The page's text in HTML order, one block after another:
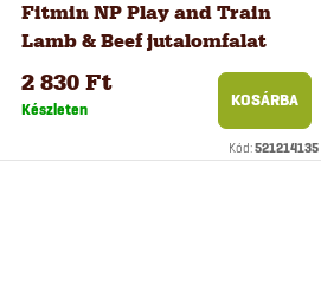
Fitmin NP Play and Train
Lamb & Beef jutalomfalat
kiképzéshez, 400 g
2 830 Ft
Készleten KOSÁRBA
Kód:521214135